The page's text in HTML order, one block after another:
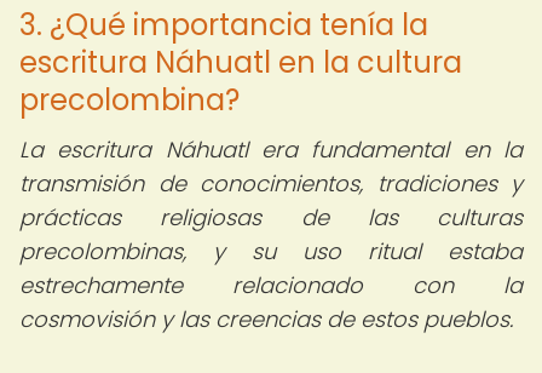
3. ¿Qué importancia tenía la
escritura Náhuatl en la cultura
precolombina?
La escritura Náhuatl era fundamental en la
transmisión de conocimientos, tradiciones y
prácticas religiosas de las culturas
precolombinas, y su uso ritual estaba
estrechamente relacionado con la
cosmovisión y las creencias de estos pueblos.